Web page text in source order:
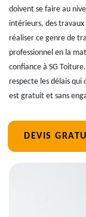
doivent se faire au
intérieurs, des
réaliser ce genre de
professionnel en la
confiance à SG
respecte les délais
est gratuit et sans
DEVIS